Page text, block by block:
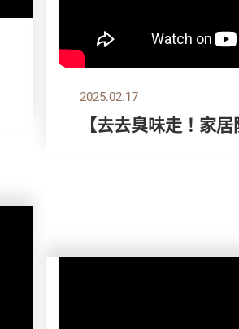
2025.02.17
【去去臭味走！家居